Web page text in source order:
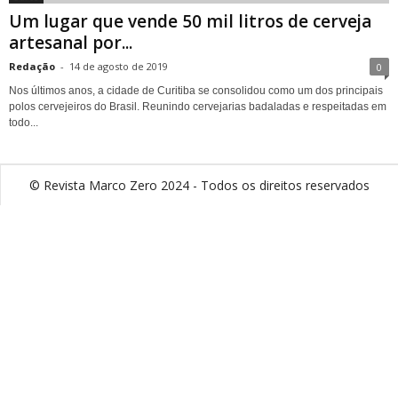
Um lugar que vende 50 mil litros de cerveja
artesanal por...
Redação - 14 de agosto de 2019 0
Nos últimos anos, a cidade de Curitiba se consolidou como um dos principais
polos cervejeiros do Brasil. Reunindo cervejarias badaladas e respeitadas em
todo...
© Revista Marco Zero 2024 - Todos os direitos reservados